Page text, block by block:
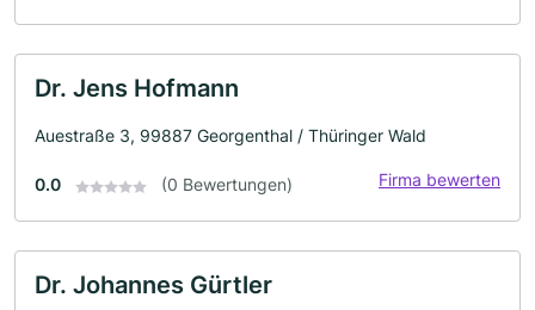
Dr. Jens Hofmann
Auestraße 3, 99887 Georgenthal / Thüringer Wald
0.0 (0 Bewertungen) Firma bewerten
Dr. Johannes Gürtler